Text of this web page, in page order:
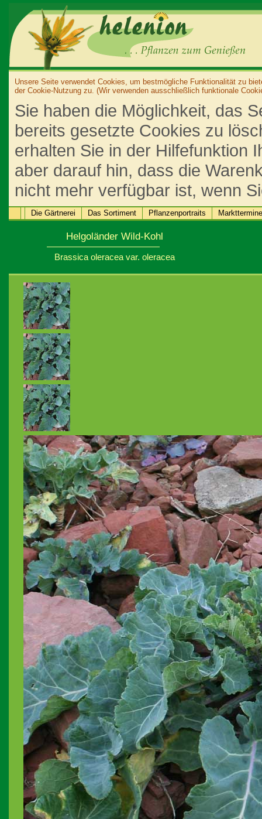
Unsere Seite verwendet Cookies, um bestmögliche Funktionalität zu
der Cookie-Nutzung zu. (Wir verwenden ausschließlich funktionale
Sie haben die Möglichkeit, das
bereits gesetzte Cookies zu
erhalten Sie in der Hilfefunktion
aber darauf hin, dass die
nicht mehr verfügbar ist, wenn
Die Gärtnerei Das Sortiment Pflanzenportraits Markttermine
Helgoländer Wild-Kohl
Brassica oleracea var. oleracea